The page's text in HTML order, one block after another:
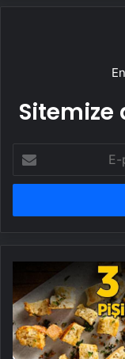
Sitemize
posta
adresinizi
mayalı
ekmekten
sarımsak
aromalı
kruton!